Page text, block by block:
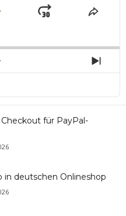
Jump
Share
Next
für PayPal-
in deutschen Onlineshop